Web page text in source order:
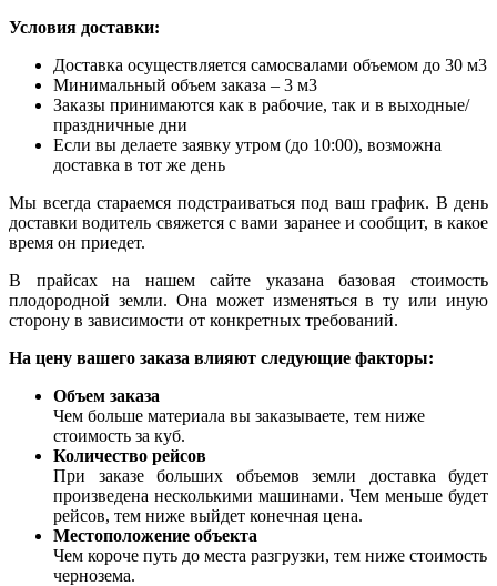
Условия доставки:
Доставка осуществляется самосвалами объемом до 30 м3
Минимальный объем заказа – 3 м3
Заказы принимаются как в рабочие, так и в выходные/
праздничные дни
Если вы делаете заявку утром (до 10:00), возможна
доставка в тот же день
Мы всегда стараемся подстраиваться под ваш график. В день
доставки водитель свяжется с вами заранее и сообщит, в какое
время он приедет.
В прайсах на нашем сайте указана базовая стоимость
плодородной земли. Она может изменяться в ту или иную
сторону в зависимости от конкретных требований.
На цену вашего заказа влияют следующие факторы:
Объем заказа
Чем больше материала вы заказываете, тем ниже
стоимость за куб.
Количество рейсов
При заказе больших объемов земли доставка будет
произведена несколькими машинами. Чем меньше будет
рейсов, тем ниже выйдет конечная цена.
Местоположение объекта
Чем короче путь до места разгрузки, тем ниже стоимость
чернозема.